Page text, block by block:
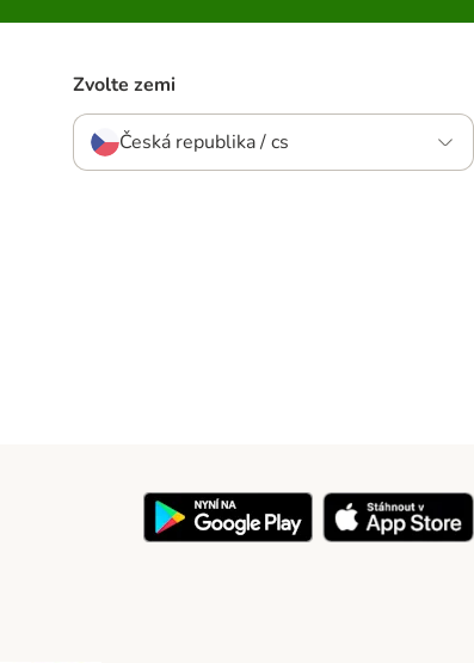
Zvolte zemi
Česká republika / cs